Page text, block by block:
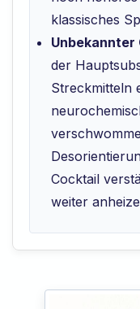
klassisches
Unbekannter
der
Streckmitteln
Cocktail
weiter